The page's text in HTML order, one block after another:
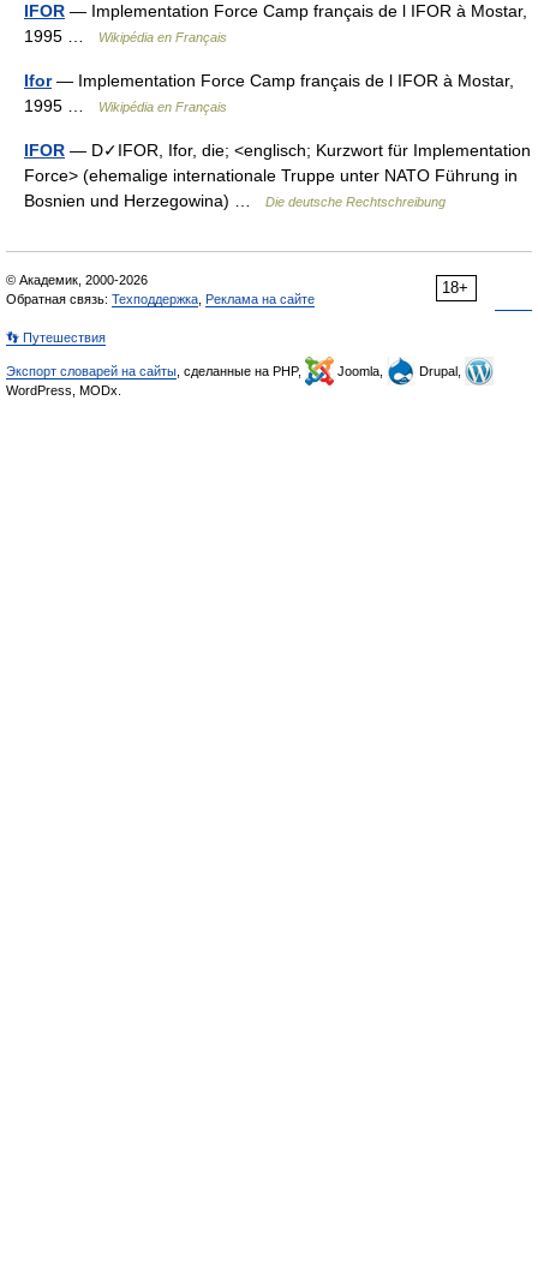
IFOR — Implementation Force Camp français de l IFOR à Mostar,
1995 …
Wikipédia en Français
Ifor— Implementation Force Camp français de l IFOR à Mostar,
1995 …
Wikipédia en Français
IFOR — D✓IFOR, Ifor, die; <englisch; Kurzwort für Implementation
Force> (ehemalige internationale Truppe unter NATO Führung in
Bosnien und Herzegowina) …
Die deutsche Rechtschreibung
18+
© Академик, 2000-2026
Обратная связь: Техподдержка Реклама на сайте
👣 Путешествия
Экспорт словарей на сайты , сделанные на PHP, Joomla,
Drupal,
WordPress, MODx.